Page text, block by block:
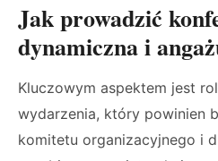
Jak prowadzić
dynamiczna i
Kluczowym aspektem jest
wydarzenia, który powinien
komitetu organizacyjnego i